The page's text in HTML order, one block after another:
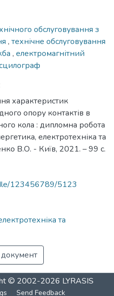
обслуговування з
, технічне обслуговування
, електромагнітний
характеристик
опору контактів в
кола : дипломна робота
електротехніка та
В.О. - Київ, 2021. – 99 с.
123456789/5123
та
© 2002-2026 LYRASIS
Send Feedback